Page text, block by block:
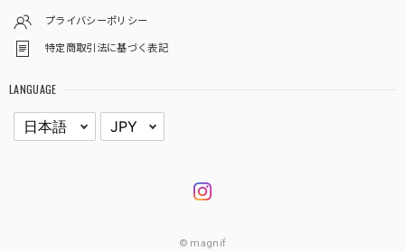
プライバシーポリシー
特定商取引法に基づく表記
LANGUAGE
© magnif